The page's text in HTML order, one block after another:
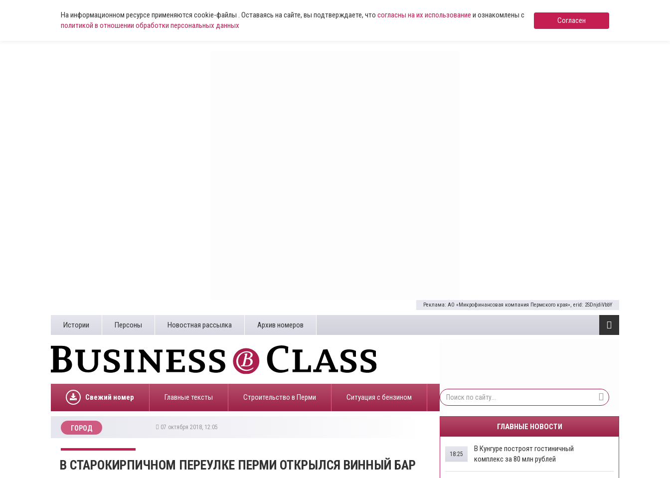
На информационном ресурсе применяются cookie-файлы . Оставаясь на сайте, вы подтверждаете, что согласны на их использование и ознакомлены с
политикой в отношении обработки персональных данных
Согласен
Реклама: АО «Микрофинансовая компания Пермского края», erid: 2SDnjdiVbbY
Истории Персоны Новостная рассылка Архив номеров
Свежий номер Главные тексты Строительство в Перми ​Ситуация с бензином
ГОРОД 07 октября 2018, 12:05
В СТАРОКИРПИЧНОМ ПЕРЕУЛКЕ ПЕРМИ ОТКРЫЛСЯ ВИННЫЙ БАР
ГЛАВНЫЕ НОВОСТИ
В Кунгуре построят гостиничный
комплекс за 80 млн рублей
18:25